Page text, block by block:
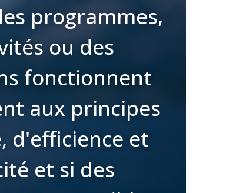
programmes,
ou des
fonctionnent
aux principes
d'efficience et
et si des